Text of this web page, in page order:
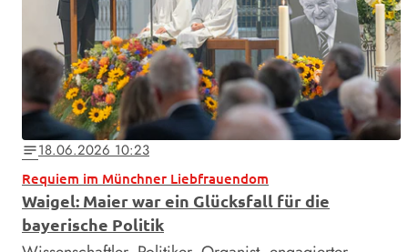
notes18.06.2026 10:23
Requiem im Münchner Liebfrauendom
Waigel: Maier war ein Glücksfall für die
bayerische Politik